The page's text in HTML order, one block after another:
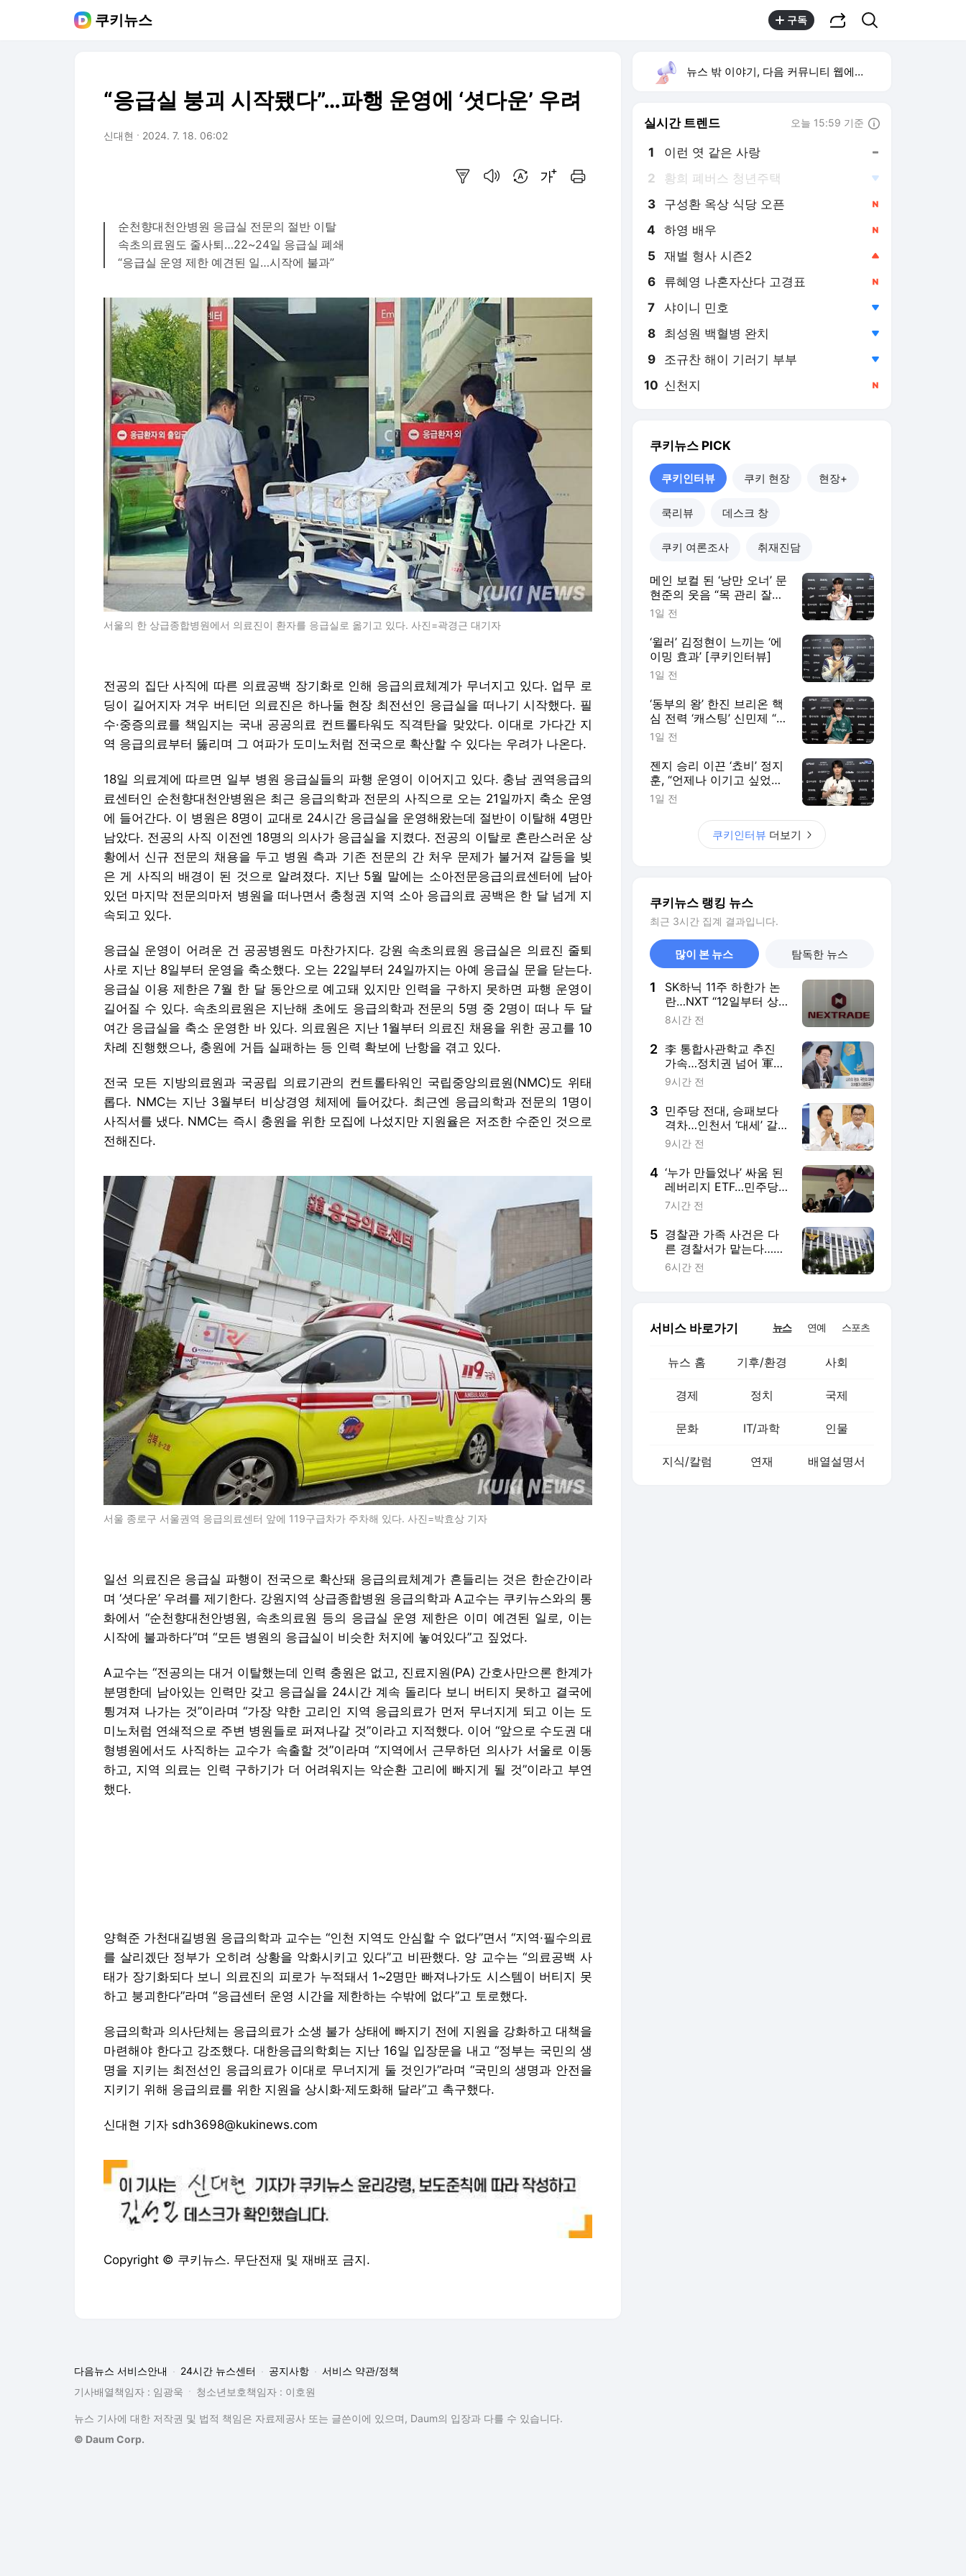
쿠키뉴스 구독
“응급실 붕괴 시작됐다”…파행 운영에 ‘셧다운’ 우려
신대현 2024. 7. 18. 06:02
순천향대천안병원 응급실 전문의 절반 이탈
속초의료원도 줄사퇴…22~24일 응급실 폐쇄
“응급실 운영 제한 예견된 일…시작에 불과”
서울의 한 상급종합병원에서 의료진이 환자를 응급실로 옮기고 있다. 사진=곽경근 대기자
전공의 집단 사직에 따른 의료공백 장기화로 인해 응급의료체계가 무너지고 있다. 업무 로
딩이 길어지자 겨우 버티던 의료진은 하나둘 현장 최전선인 응급실을 떠나기 시작했다. 필
수·중증의료를 책임지는 국내 공공의료 컨트롤타워도 직격탄을 맞았다. 이대로 가다간 지
역 응급의료부터 뚫리며 그 여파가 도미노처럼 전국으로 확산할 수 있다는 우려가 나온다.
18일 의료계에 따르면 일부 병원 응급실들의 파행 운영이 이어지고 있다. 충남 권역응급의
료센터인 순천향대천안병원은 최근 응급의학과 전문의 사직으로 오는 21일까지 축소 운영
에 들어간다. 이 병원은 8명이 교대로 24시간 응급실을 운영해왔는데 절반이 이탈해 4명만
남았다. 전공의 사직 이전엔 18명의 의사가 응급실을 지켰다. 전공의 이탈로 혼란스러운 상
황에서 신규 전문의 채용을 두고 병원 측과 기존 전문의 간 처우 문제가 불거져 갈등을 빚
은 게 사직의 배경이 된 것으로 알려졌다. 지난 5월 말에는 소아전문응급의료센터에 남아
있던 마지막 전문의마저 병원을 떠나면서 충청권 지역 소아 응급의료 공백은 한 달 넘게 지
속되고 있다.
응급실 운영이 어려운 건 공공병원도 마찬가지다. 강원 속초의료원 응급실은 의료진 줄퇴
사로 지난 8일부터 운영을 축소했다. 오는 22일부터 24일까지는 아예 응급실 문을 닫는다.
응급실 이용 제한은 7월 한 달 동안으로 예고돼 있지만 인력을 구하지 못하면 파행 운영이
길어질 수 있다. 속초의료원은 지난해 초에도 응급의학과 전문의 5명 중 2명이 떠나 두 달
여간 응급실을 축소 운영한 바 있다. 의료원은 지난 1월부터 의료진 채용을 위한 공고를 10
차례 진행했으나, 충원에 거듭 실패하는 등 인력 확보에 난항을 겪고 있다.
전국 모든 지방의료원과 국공립 의료기관의 컨트롤타워인 국립중앙의료원(NMC)도 위태
롭다. NMC는 지난 3월부터 비상경영 체제에 들어갔다. 최근엔 응급의학과 전문의 1명이
사직서를 냈다. NMC는 즉시 충원을 위한 모집에 나섰지만 지원율은 저조한 수준인 것으로
전해진다.
서울 종로구 서울권역 응급의료센터 앞에 119구급차가 주차해 있다. 사진=박효상 기자
일선 의료진은 응급실 파행이 전국으로 확산돼 응급의료체계가 흔들리는 것은 한순간이라
며 ‘셧다운’ 우려를 제기한다. 강원지역 상급종합병원 응급의학과 A교수는 쿠키뉴스와의 통
화에서 “순천향대천안병원, 속초의료원 등의 응급실 운영 제한은 이미 예견된 일로, 이는
시작에 불과하다”며 “모든 병원의 응급실이 비슷한 처지에 놓여있다”고 짚었다.
A교수는 “전공의는 대거 이탈했는데 인력 충원은 없고, 진료지원(PA) 간호사만으론 한계가
분명한데 남아있는 인력만 갖고 응급실을 24시간 계속 돌리다 보니 버티지 못하고 결국에
튕겨져 나가는 것”이라며 “가장 약한 고리인 지역 응급의료가 먼저 무너지게 되고 이는 도
미노처럼 연쇄적으로 주변 병원들로 퍼져나갈 것”이라고 지적했다. 이어 “앞으로 수도권 대
형병원에서도 사직하는 교수가 속출할 것”이라며 “지역에서 근무하던 의사가 서울로 이동
하고, 지역 의료는 인력 구하기가 더 어려워지는 악순환 고리에 빠지게 될 것”이라고 부연
했다.
마련해야 한다고 강조했다. 대한응급의학회는 지난 16일 입장문을 내고 “정부는 국민의 생
명을 지키는 최전선인 응급의료가 이대로 무너지게 둘 것인가”라며 “국민의 생명과 안전을
지키기 위해 응급의료를 위한 지원을 상시화·제도화해 달라”고 촉구했다.
뉴스 밖 이야기, 다음 커뮤니티 웹에서 보기
실시간 트렌드 오늘 15:59 기준
1 이런 엿 같은 사랑
2 황희 폐버스 청년주택
3 구성환 옥상 식당 오픈
4 하영 배우
5 재벌 형사 시즌2
6 류혜영 나혼자산다 고경표
7 샤이니 민호
8 최성원 백혈병 완치
9 조규찬 해이 기러기 부부
10 신천지
쿠키뉴스 PICK
쿠키인터뷰 쿠키 현장 현장+
쿡리뷰 데스크 창
쿠키 여론조사 취재진담
메인 보컬 된 ‘낭만 오너’ 문
현준의 웃음 “목 관리 잘해
야죠” [쿠키인터뷰]
1일 전
‘윌러’ 김정현이 느끼는 ‘에
이밍 효과’ [쿠키인터뷰]
1일 전
‘동부의 왕’ 한진 브리온 핵
심 전력 ‘캐스팅’ 신민제 “팬
들에게 좋은 경기력으로 보
1일 전
젠지 승리 이끈 ‘쵸비’ 정지
훈, “언제나 이기고 싶었다”
[쿠키인터뷰]
1일 전
쿠키인터뷰 더보기
쿠키뉴스 랭킹 뉴스
최근 3시간 집계 결과입니다.
많이 본 뉴스 탐독한 뉴스
1
SK하닉 11주 하한가 논
란…NXT “12일부터 상·
하한가 주문 금지”
8시간 전
2 李 통합사관학교 추진
가속…정치권 넘어 軍
원로까지 반발
9시간 전
3 민주당 전대, 승패보다
격차…인천서 ‘대세’ 갈
릴까
9시간 전
4 ‘누가 만들었나’ 싸움 된
레버리지 ETF…민주당
책임 공방
7시간 전
5 경찰관 가족 사건은 다
른 경찰서가 맡는다…9
월부터 상피제 시행
6시간 전
서비스 바로가기 뉴스 연예 스포츠
뉴스 홈 기후/환경 사회
경제 정치 국제
문화 IT/과학 인물
지식/칼럼 연재 배열설명서
다음뉴스 서비스안내 24시간 뉴스센터 공지사항
서비스 약관/정책